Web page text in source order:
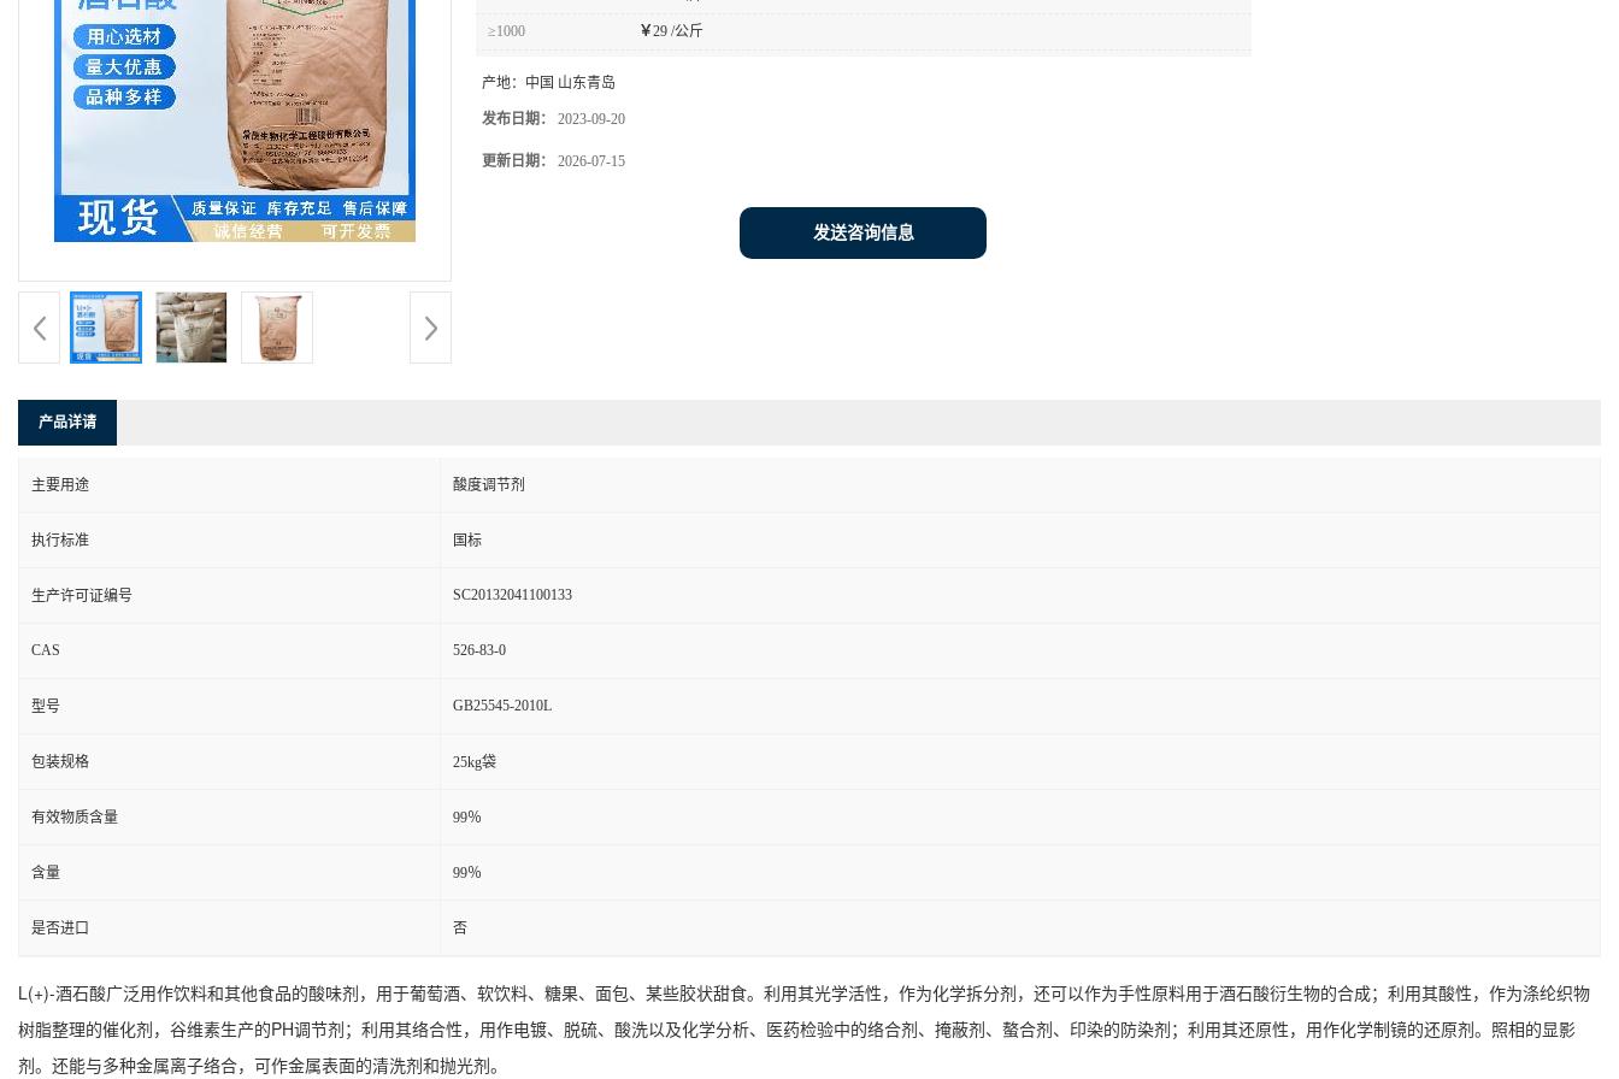
≥1000 ￥29 /公斤
产地： 中国 山东青岛
发布日期： 2023-09-20
更新日期： 2026-07-15
发送咨询信息
产品详请
主要用途 酸度调节剂
执行标准 国标
生产许可证编号 SC20132041100133
CAS 526-83-0
型号 GB25545-2010L
包装规格 25kg袋
有效物质含量 99％
含量 99％
是否进口 否
L(+)-酒石酸广泛用作饮料和其他食品的酸味剂，用于葡萄酒、软饮料、糖果、面包、某些胶状甜食。利用其光学活性，作为化学拆分剂，还可以作为手性原料用于酒石酸衍生物的合成；利用其酸性，作为涤纶织物
树脂整理的催化剂，谷维素生产的PH调节剂；利用其络合性，用作电镀、脱硫、酸洗以及化学分析、医药检验中的络合剂、掩蔽剂、螯合剂、印染的防染剂；利用其还原性，用作化学制镜的还原剂。照相的显影
剂。还能与多种金属离子络合，可作金属表面的清洗剂和抛光剂。